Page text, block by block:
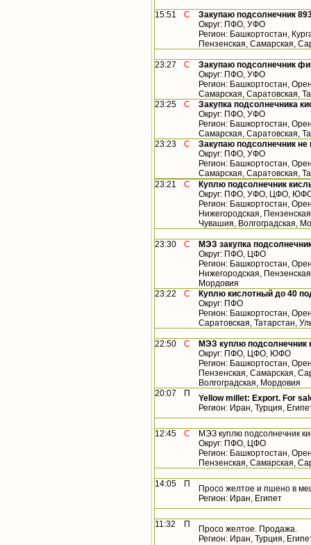
15:51 С
Закупаю подсолнечник
Округ: ПФО, УФО
Регион: Башкортостан,
Пензенская, Самарская,
23:27 С
Закупаю подсолнечник
Округ: ПФО, УФО
Регион: Башкортостан,
Самарская, Саратовская,
23:25
С
Закупка подсолнечника
Округ: ПФО, УФО
Регион: Башкортостан,
Самарская, Саратовская,
23:23
С
Закупаю подсолнечник
Округ: ПФО, УФО
Регион: Башкортостан,
Самарская, Саратовская,
23:21
С
Куплю подсолнечник
Округ: ПФО, УФО, ЦФО,
Регион: Башкортостан,
Нижегородская,
Чувашия, Волгоградская,
23:30 С
МЭЗ закупка
Округ: ПФО, ЦФО
Регион: Башкортостан,
Нижегородская,
Мордовия
23:22
С
Куплю кислотный до 40
Округ: ПФО
Регион: Башкортостан,
Саратовская, Татарстан,
22:50 С
МЭЗ куплю подсолнечник
Округ: ПФО, ЦФО, ЮФО
Регион: Башкортостан,
Пензенская, Самарская,
Волгоградская, Мордовия
20:07
П Yellow millet: Export. For
Регион: Иран, Турция,
12:45 С
МЭЗ куплю подсолнечник
Округ: ПФО, ЦФО
Регион: Башкортостан,
Пензенская, Самарская,
14:05 П
Просо желтое и пшено в
Регион: Иран, Египет
11:32 П
Просо желтое. Продажа.
Регион: Иран, Турция,